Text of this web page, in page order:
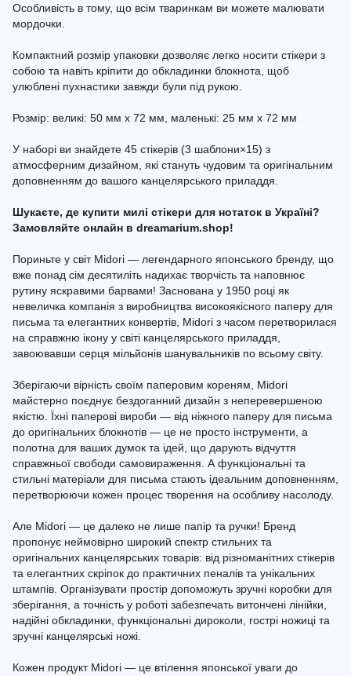
Особливість в тому, що всім тваринкам ви можете малювати
мордочки.
Компактний розмір упаковки дозволяє легко носити стікери з
собою та навіть кріпити до обкладинки блокнота, щоб
улюблені пухнастики завжди були під рукою.
Розмір: великі: 50 мм х 72 мм, маленькі: 25 мм х 72 мм
У наборі ви знайдете 45 стікерів (3 шаблони×15) з
атмосферним дизайном, які стануть чудовим та оригінальним
доповненням до вашого канцелярського приладдя.
Шукаєте, де купити милі стікери для нотаток в Україні?
Замовляйте онлайн в dreamarium.shop!
Пориньте у світ Midori — легендарного японського бренду, що
вже понад сім десятиліть надихає творчість та наповнює
рутину яскравими барвами! Заснована у 1950 році як
невеличка компанія з виробництва високоякісного паперу для
письма та елегантних конвертів, Midori з часом перетворилася
на справжню ікону у світі канцелярського приладдя,
завоювавши серця мільйонів шанувальників по всьому світу.
Зберігаючи вірність своїм паперовим кореням, Midori
майстерно поєднує бездоганний дизайн з неперевершеною
якістю. Їхні паперові вироби — від ніжного паперу для письма
до оригінальних блокнотів — це не просто інструменти, а
полотна для ваших думок та ідей, що дарують відчуття
справжньої свободи самовираження. А функціональні та
стильні матеріали для письма стають ідеальним доповненням,
перетворюючи кожен процес творення на особливу насолоду.
Але Midori — це далеко не лише папір та ручки! Бренд
пропонує неймовірно широкий спектр стильних та
оригінальних канцелярських товарів: від різноманітних стікерів
та елегантних скріпок до практичних пеналів та унікальних
штампів. Організувати простір допоможуть зручні коробки для
зберігання, а точність у роботі забезпечать витончені лінійки,
надійні обкладинки, функціональні дироколи, гострі ножиці та
зручні канцелярські ножі.
Кожен продукт Midori — це втілення японської уваги до